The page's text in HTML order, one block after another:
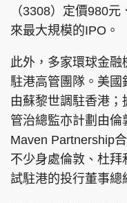
（3308）定價980
來最大規模的IPO。
此外，多家環球金
駐港高管團隊。美國
由蘇黎世調駐香港
管治總監亦計劃由倫
Maven Partnership
不少身處倫敦、杜
試駐港的投行董事總